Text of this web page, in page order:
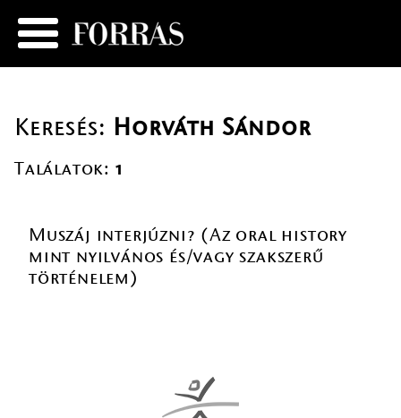
Keresés: Horváth Sándor
Találatok: 1
Muszáj interjúzni? (Az oral history
mint nyilvános és/vagy szakszerű
történelem)